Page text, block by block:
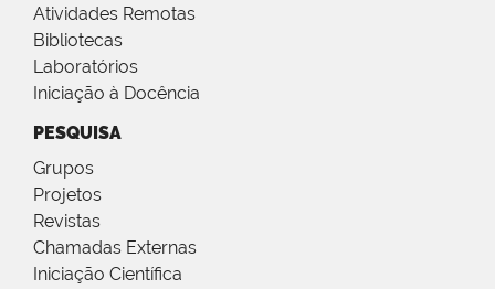
Atividades Remotas
Bibliotecas
Laboratórios
Iniciação à Docência
PESQUISA
Grupos
Projetos
Revistas
Chamadas Externas
Iniciação Científica